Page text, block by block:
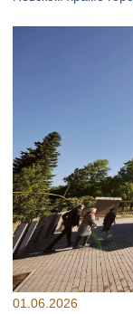
01.06.2026